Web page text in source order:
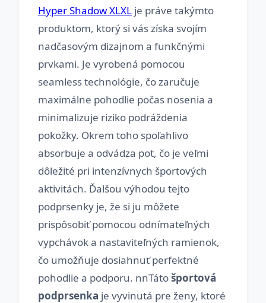
Hyper Shadow XLXL je práve takýmto
produktom, ktorý si vás získa svojím
nadčasovým dizajnom a funkčnými
prvkami. Je vyrobená pomocou
seamless technológie, čo zaručuje
maximálne pohodlie počas nosenia a
minimalizuje riziko podráždenia
pokožky. Okrem toho spoľahlivo
absorbuje a odvádza pot, čo je veľmi
dôležité pri intenzívnych športových
aktivitách. Ďalšou výhodou tejto
podprsenky je, že si ju môžete
prispôsobiť pomocou odnímateľných
vypchávok a nastaviteľných ramienok,
čo umožňuje dosiahnuť perfektné
pohodlie a podporu. nnTátošportová
podprsenka je vyvinutá pre ženy, ktoré